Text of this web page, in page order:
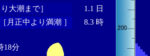
大潮まで］
1.1 日
月正中より満潮 ］
8.3 時
18分